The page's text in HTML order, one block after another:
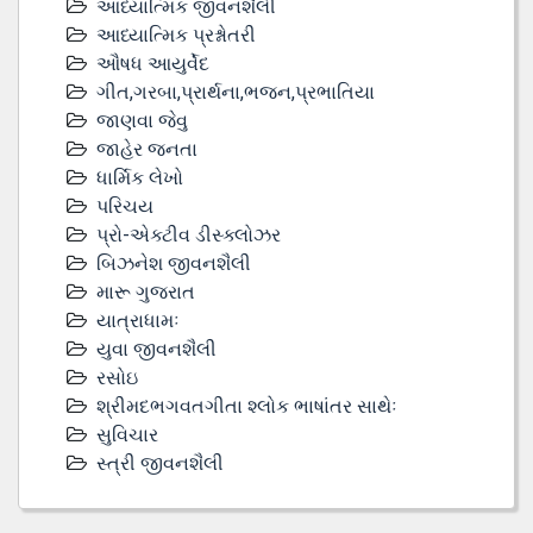
આધ્યાત્મિક જીવનશૈલી
આધ્યાત્મિક પ્રશ્નોતરી
ઔષધ આયુર્વેદ
ગીત,ગરબા,પ્રાર્થના,ભજન,પ્રભાતિયા
જાણવા જેવુ
જાહેર જનતા
ધાર્મિક લેખો
પરિચય
પ્રો-એક્ટીવ ડીસ્‍ક્લોઝર
બિઝનેશ જીવનશૈલી
મારૂ ગુજરાત
યાત્રાધામઃ
યુવા જીવનશૈલી
રસોઇ
શ્રીમદભગવતગીતા શ્લોક ભાષાંતર સાથેઃ
સુવિચાર
સ્ત્રી જીવનશૈલી